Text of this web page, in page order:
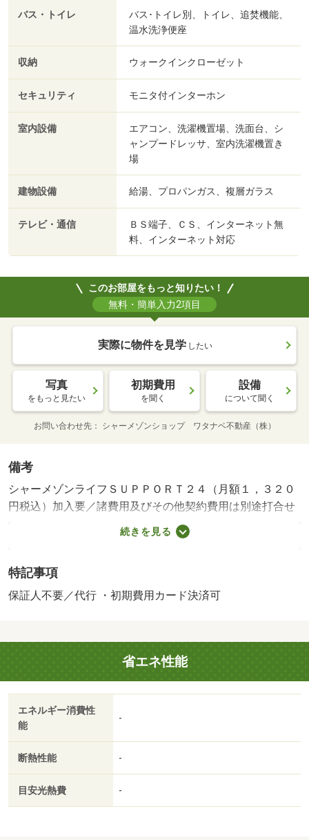
バス・トイレ
バス･トイレ別、トイレ、追焚機能、
温水洗浄便座
収納 ウォークインクローゼット
セキュリティ モニタ付インターホン
室内設備
エアコン、洗濯機置場、洗面台、シ
ャンプードレッサ、室内洗濯機置き
場
建物設備 給湯、プロパンガス、複層ガラス
テレビ・通信
ＢＳ端子、ＣＳ、インターネット無
料、インターネット対応
このお部屋をもっと知りたい！
無料・簡単入力2項目
実際に物件を見学 したい
写真
をもっと見たい
初期費用
を聞く
設備
について聞く
お問い合わせ先 シャーメゾンショップ ワタナベ不動産（株）
備考
シャーメゾンライフＳＵＰＰＯＲＴ２４（月額１，３２０
円税込）加入要／諸費用及びその他契約費用は別途打合せ
／※家具や車は配置イメージであり、賃貸物件には含まれ
ません（家具家電付等を除く）。・賃貸保証等：加入要
（税込）、月額保証料：賃料等の２％、保証会社：積水ハ
ウスシャーメゾンパートナーズ）・維持費等：シャーメゾ
い放題（ＷｉＦｉつき）／古殿町役場まで徒歩約３分・駐
輪場：なし・仲介手数料：１．１ヶ月/退去クリーニング費
用 81400円
続きを見る
特記事項
保証人不要／代行 ・初期費用カード決済可
省エネ性能
エネルギー消費性
能
-
断熱性能 -
目安光熱費 -